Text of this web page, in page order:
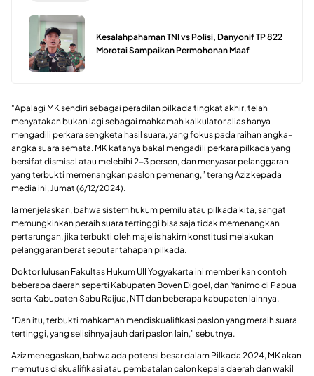
Kesalahpahaman TNI vs Polisi, Danyonif TP 822
Morotai Sampaikan Permohonan Maaf
“Apalagi MK sendiri sebagai peradilan pilkada tingkat akhir, telah
menyatakan bukan lagi sebagai mahkamah kalkulator alias hanya
mengadili perkara sengketa hasil suara, yang fokus pada raihan angka-
angka suara semata. MK katanya bakal mengadili perkara pilkada yang
bersifat dismisal atau melebihi 2-3 persen, dan menyasar pelanggaran
yang terbukti memenangkan paslon pemenang,” terang Aziz kepada
media ini, Jumat (6/12/2024).
Ia menjelaskan, bahwa sistem hukum pemilu atau pilkada kita, sangat
memungkinkan peraih suara tertinggi bisa saja tidak memenangkan
pertarungan, jika terbukti oleh majelis hakim konstitusi melakukan
pelanggaran berat seputar tahapan pilkada.
Doktor lulusan Fakultas Hukum UII Yogyakarta ini memberikan contoh
beberapa daerah seperti Kabupaten Boven Digoel, dan Yanimo di Papua
serta Kabupaten Sabu Raijua, NTT dan beberapa kabupaten lainnya.
“Dan itu, terbukti mahkamah mendiskualifikasi paslon yang meraih suara
tertinggi, yang selisihnya jauh dari paslon lain,” sebutnya.
Aziz menegaskan, bahwa ada potensi besar dalam Pilkada 2024, MK akan
memutus diskualifikasi atau pembatalan calon kepala daerah dan wakil